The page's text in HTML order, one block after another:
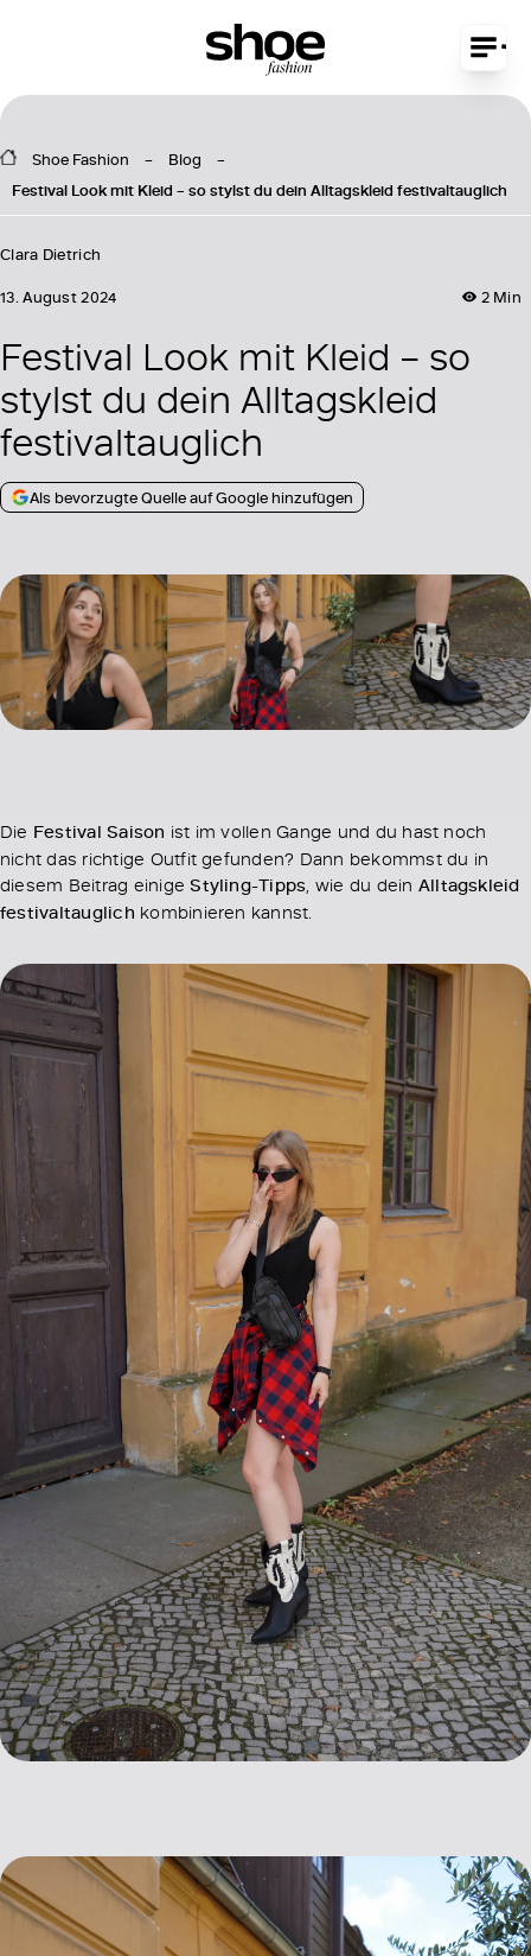
Shoe Fashion
Blog
Festival Look mit Kleid – so stylst du dein Alltagskleid festivaltauglich
Clara Dietrich
2 Min
13. August 2024
Festival Look mit Kleid – so
stylst du dein Alltagskleid
festivaltauglich
Als bevorzugte Quelle auf Google hinzufügen
Die Festival Saison ist im vollen Gange und du hast noch
nicht das richtige Outfit gefunden? Dann bekommst du in
diesem Beitrag einigeStyling-Tipps , wie du dein Alltagskleid
festivaltauglich kombinieren kannst.